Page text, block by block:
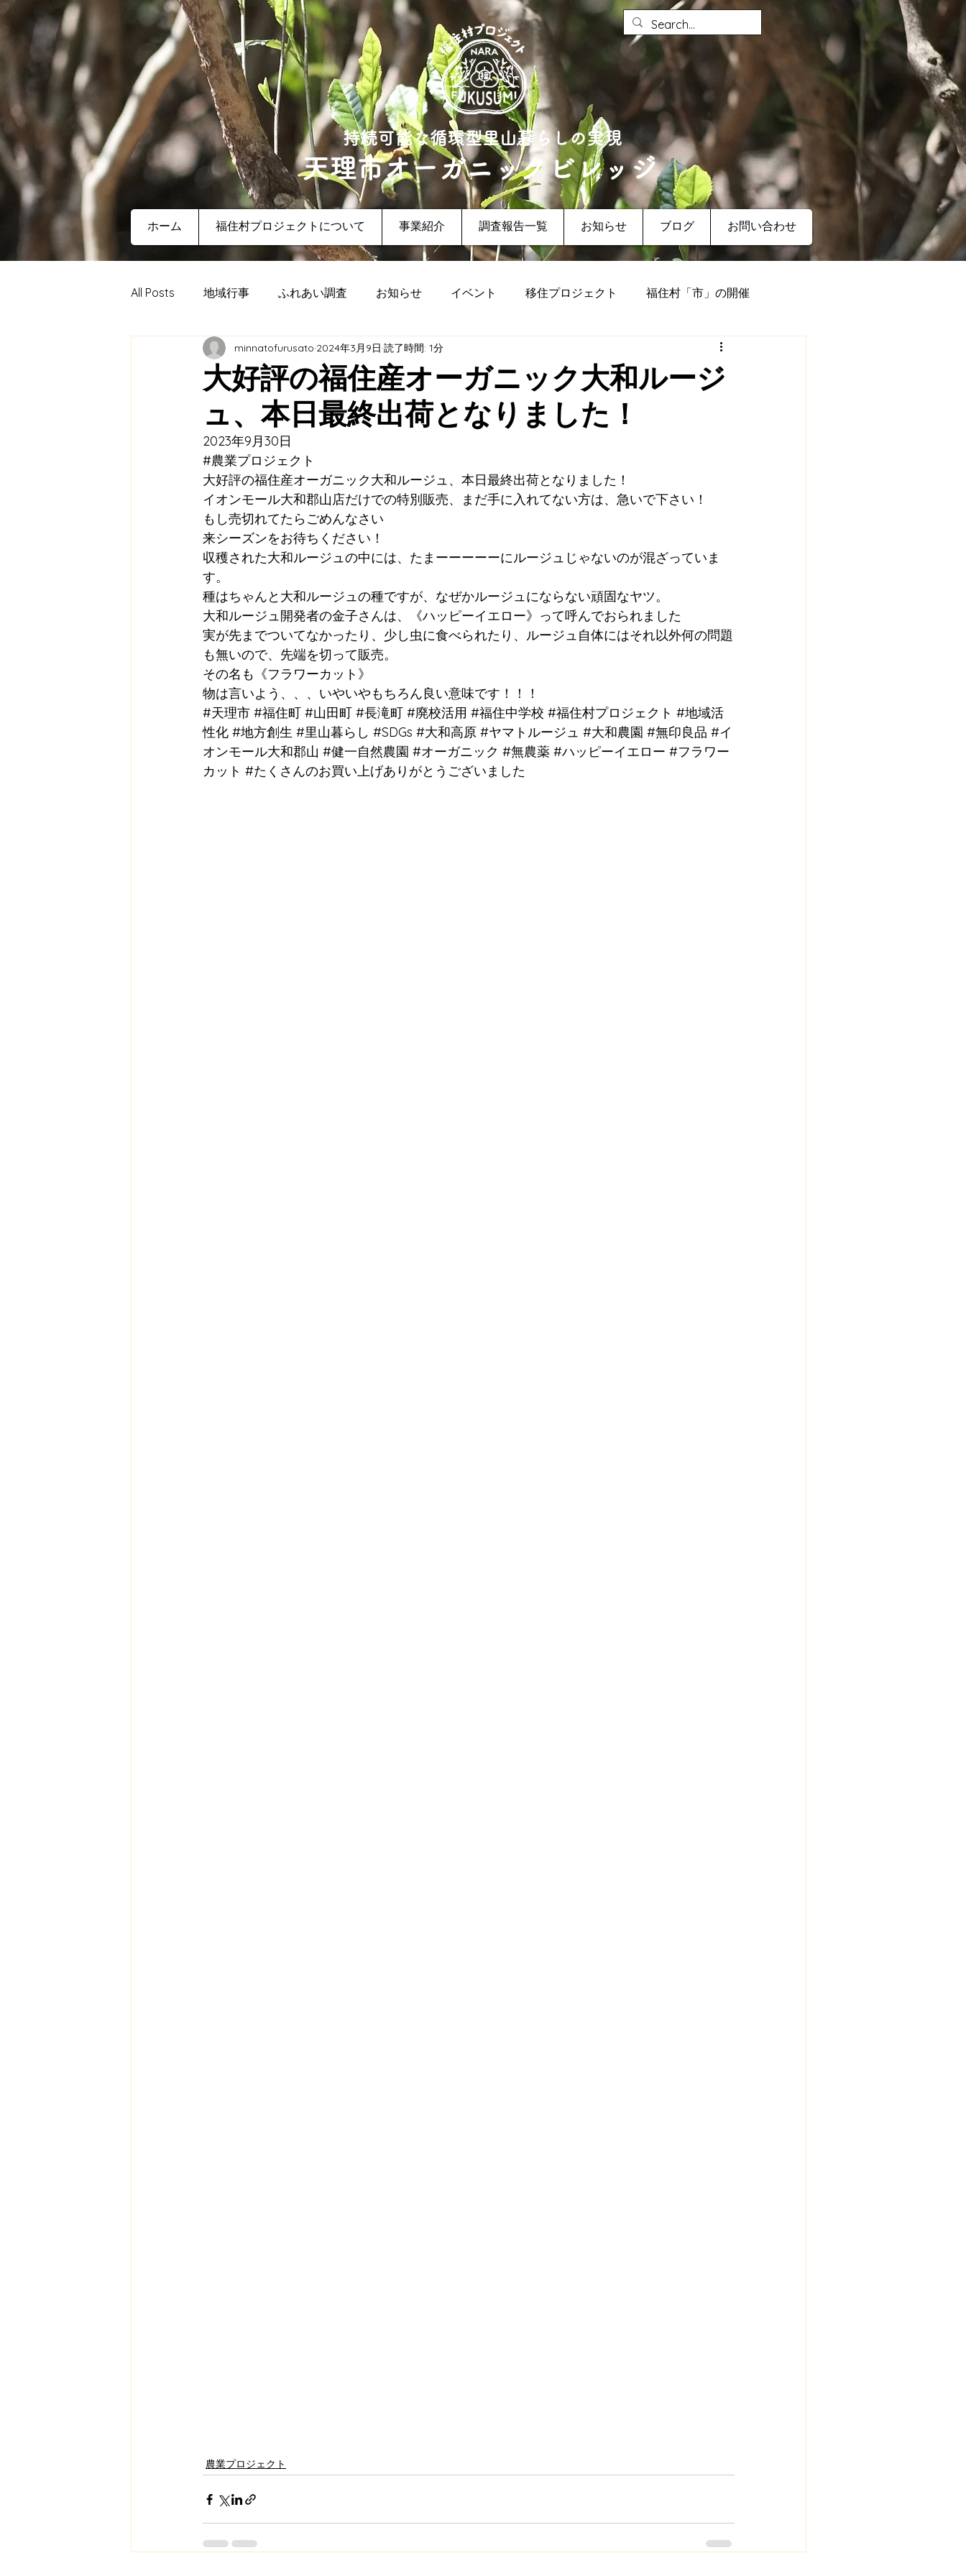
持続可能な循環型里山暮らしの実現
天理市オーガニックビレッジ
ホーム 福住村プロジェクトについて 事業紹介 調査報告一覧 お知らせ ブログ お問い合わせ
All Posts 地域行事 ふれあい調査 お知らせ イベント 移住プロジェクト 福住村「市」の開催
教育連携 農業プロジェクト エネルギープロジェクト 福住村塾
メディア掲載 ふくふく市 天理市オーガニックビレッジ ×「福住村」プロジェクト インタビュー
福の住む里協議会 里山保全・活用
大好評の福住産オーガニック大和ルージ
ュ、本日最終出荷となりました！
minnatofurusato 2024年3月9日 読了時間: 1分
2023年9月30日
#農業プロジェクト
大好評の福住産オーガニック大和ルージュ、本日最終出荷となりました！
イオンモール大和郡山店だけでの特別販売、まだ手に入れてない方は、急いで下さい！
もし売切れてたらごめんなさい
来シーズンをお待ちください！
収穫された大和ルージュの中には、たまーーーーーにルージュじゃないのが混ざっていま
す。
種はちゃんと大和ルージュの種ですが、なぜかルージュにならない頑固なヤツ。
大和ルージュ開発者の金子さんは、《ハッピーイエロー》って呼んでおられました
実が先までついてなかったり、少し虫に食べられたり、ルージュ自体にはそれ以外何の問題
も無いので、先端を切って販売。
その名も《フラワーカット》
物は言いよう、、、いやいやもちろん良い意味です！！！
#天理市 #福住町 #山田町 #長滝町 #廃校活用 #福住中学校 #福住村プロジェクト #地域活
性化 #地方創生 #里山暮らし #SDGs #大和高原 #ヤマトルージュ #大和農園 #無印良品 #イ
オンモール大和郡山 #健一自然農園 #オーガニック #無農薬 #ハッピーイエロー #フラワー
カット #たくさんのお買い上げありがとうございました
農業プロジェクト